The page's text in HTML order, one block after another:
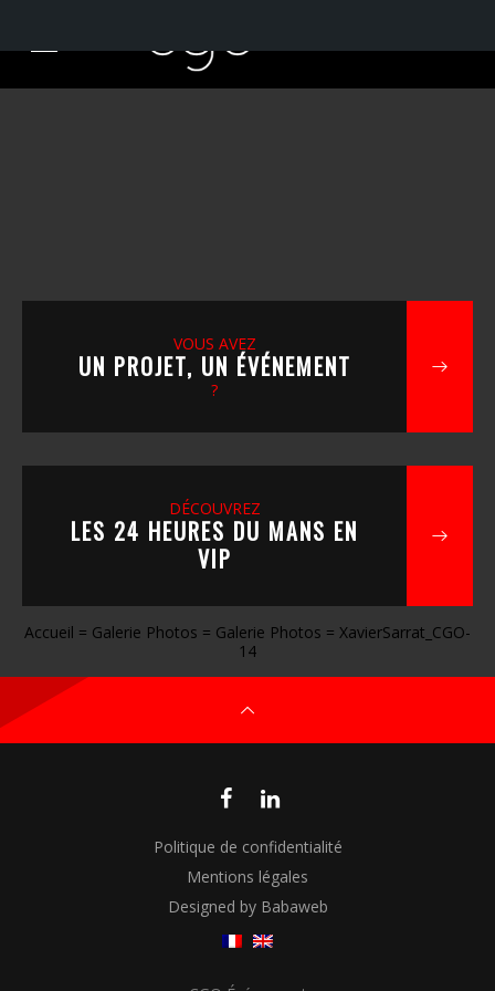
VOUS AVEZ
UN PROJET, UN ÉVÉNEMENT
?
DÉCOUVREZ
LES 24 HEURES DU MANS EN
VIP
Accueil = Galerie Photos = Galerie Photos = XavierSarrat_CGO-
14
Politique de confidentialité
Mentions légales
Designed by Babaweb